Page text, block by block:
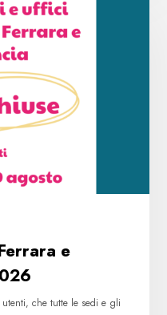
e
che tutte le sedi e gli